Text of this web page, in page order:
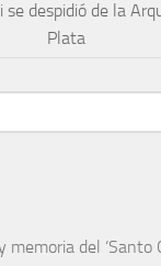
se despidió de la
Plata
memoria del ‘Santo